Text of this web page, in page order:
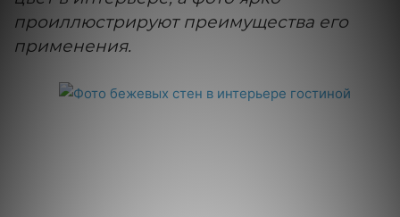
проиллюстрируют преимущества его
применения.